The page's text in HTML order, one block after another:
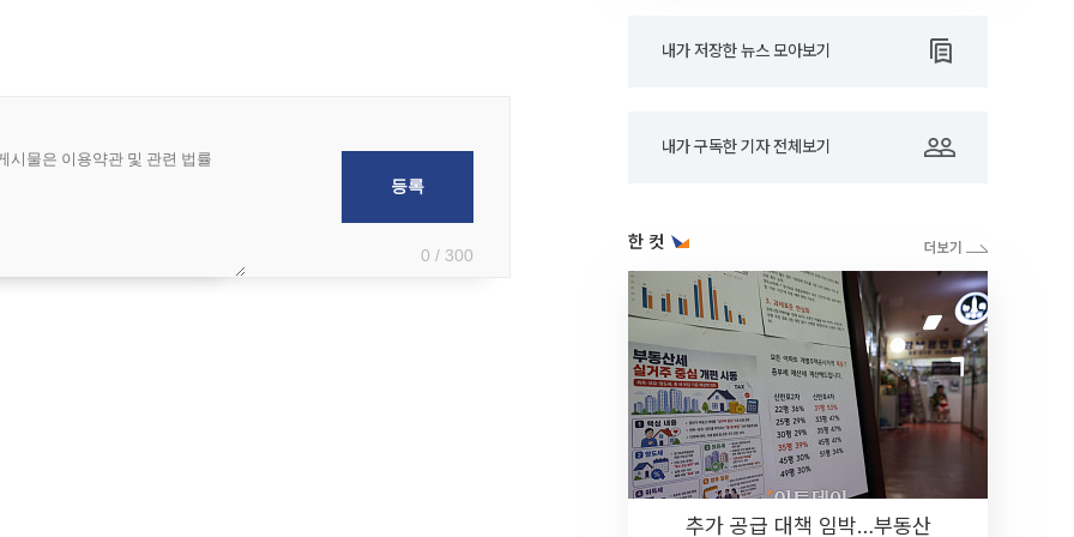
0 / 300
내가 저장한 뉴스 모아보기
내가 구독한 기자 전체보기
한 컷
추가 공급 대책 임박…부동산